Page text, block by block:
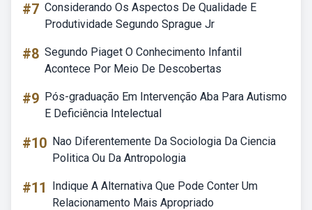
#7 Considerando Os Aspectos De Qualidade E
Produtividade Segundo Sprague Jr
#8 Segundo Piaget O Conhecimento Infantil
Acontece Por Meio De Descobertas
#9 Pós-graduação Em Intervenção Aba Para Autismo
E Deficiência Intelectual
#10 Nao Diferentemente Da Sociologia Da Ciencia
Politica Ou Da Antropologia
#11
Indique A Alternativa Que Pode Conter Um
Relacionamento Mais Apropriado